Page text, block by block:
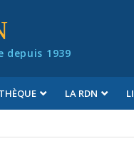
depuis 1939
LA RDN